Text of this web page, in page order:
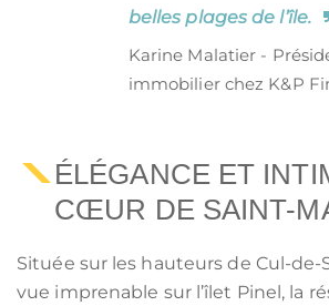
belles plages de l’île.
Karine Malatier -
immobilier chez K&P
ÉLÉGANCE ET
CŒUR DE SAINT-
Située sur les hauteurs de Cul-de-
vue imprenable sur l’îlet Pinel, la